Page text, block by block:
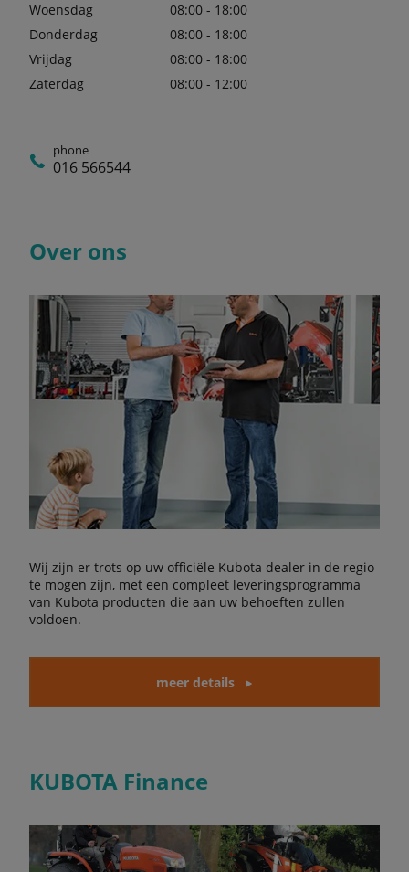
Woensdag
08:00 - 18:00
Donderdag
08:00 - 18:00
Vrijdag
08:00 - 18:00
Zaterdag
08:00 - 12:00
phone
016 566544
Over ons
Wij zijn er trots op uw officiële Kubota dealer in de regio
te mogen zijn, met een compleet leveringsprogramma
van Kubota producten die aan uw behoeften zullen
voldoen.
meer details
KUBOTA Finance